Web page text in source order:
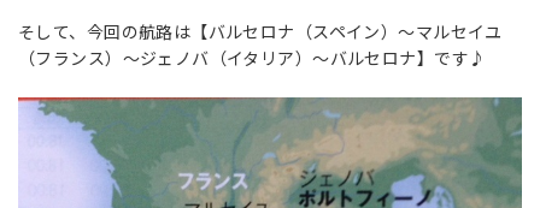
そして、今回の航路は【バルセロナ（スペイン）～マルセイユ
（フランス）～ジェノバ（イタリア）～バルセロナ】です♪